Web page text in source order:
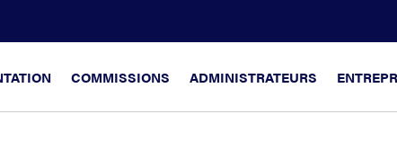
COMMISSIONS ADMINISTRATEURS